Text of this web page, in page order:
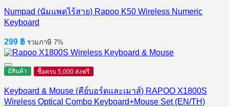
Numpad (นัมแพดไร้สาย) Rapoo K50 Wireless Numeric
Keyboard
299 ฿ รวมภาษี 7%
มีสินค้า ซื้อครบ 5,000 ส่งฟรี
Keyboard & Mouse (คีย์บอร์ดและเมาส์) RAPOO X1800S
Wireless Optical Combo Keyboard+Mouse Set (EN/TH)